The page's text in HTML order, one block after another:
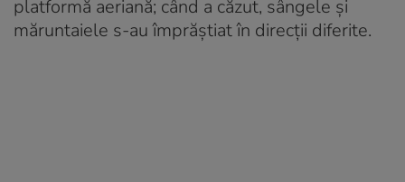
platformă aeriană; când a căzut, sângele și
măruntaiele s-au împrăștiat în direcții diferite.